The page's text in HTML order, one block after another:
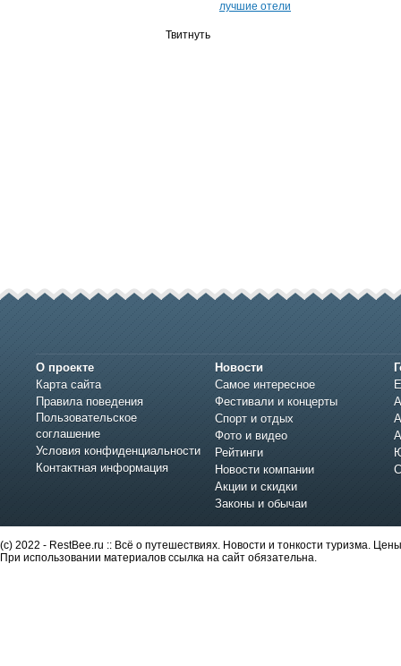
лучшие отели
Твитнуть
О проекте
Карта сайта
Правила поведения
Пользовательское
соглашение
Условия конфиденциальности
Контактная информация
Новости
Самое интересное
Фестивали и концерты
Спорт и отдых
Фото и видео
Рейтинги
Новости компании
Акции и скидки
Законы и обычаи
(c) 2022 - RestBee.ru :: Всё о путешествиях. Новости и тонкости туризма.
При использовании материалов ссылка на сайт обязательна.